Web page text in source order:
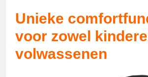
Unieke
voor zowel
volwassenen